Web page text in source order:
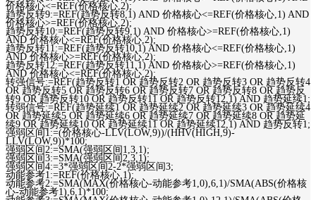
价格核心<=REF(价格核心,2);
趋势反转9:=REF(趋势反转8,1) AND 价格核心<=REF(价格核心,1) AND
价格核心>=REF(价格核心,2);
趋势反转10:=REF(趋势反转9,1) AND 价格核心>=REF(价格核心,1)
AND 价格核心<=REF(价格核心,2);
趋势反转11:=REF(趋势反转10,1) AND 价格核心<=REF(价格核心,1)
AND 价格核心>=REF(价格核心,2);
趋势反转12:=REF(趋势反转11,1) AND 价格核心>=REF(价格核心,1)
AND 价格核心<=REF(价格核心,2);
转强信号:=REF(趋势反转1 OR 趋势反转2 OR 趋势反转3 OR 趋势反转4
OR 趋势反转5 OR 趋势反转6 OR 趋势反转7 OR 趋势反转8 OR 趋势反
转9 OR 趋势反转10 OR 趋势反转11 OR 趋势反转12,1) AND 趋势延续1;
转弱信号:=REF(趋势延续1 OR 趋势延续2 OR 趋势延续3 OR 趋势延续4
OR 趋势延续5 OR 趋势延续6 OR 趋势延续7 OR 趋势延续8 OR 趋势延
续9 OR 趋势延续10 OR 趋势延续11 OR 趋势延续12,1) AND 趋势反转1;
强弱区间1:=(价格核心-LLV(LOW,9))/(HHV(HIGH,9)-
LLV(LOW,9))*100;
强弱区间2:=SMA(强弱区间1,3,1);
强弱区间3:=SMA(强弱区间2,3,1);
强弱区间4:=3*强弱区间2-2*强弱区间3;
动能参考1:=REF(价格核心,1);
动能参考2:=SMA(MAX(价格核心-动能参考1,0),6,1)/SMA(ABS(价格核
心-动能参考1),6,1)*100;